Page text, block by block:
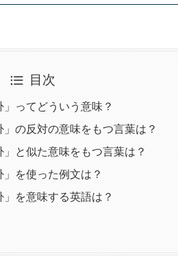
目次
ってどういう意味？
の反対の意味をもつ言葉は？
と似た意味をもつ言葉は？
を使った例文は？
を意味する英語は？